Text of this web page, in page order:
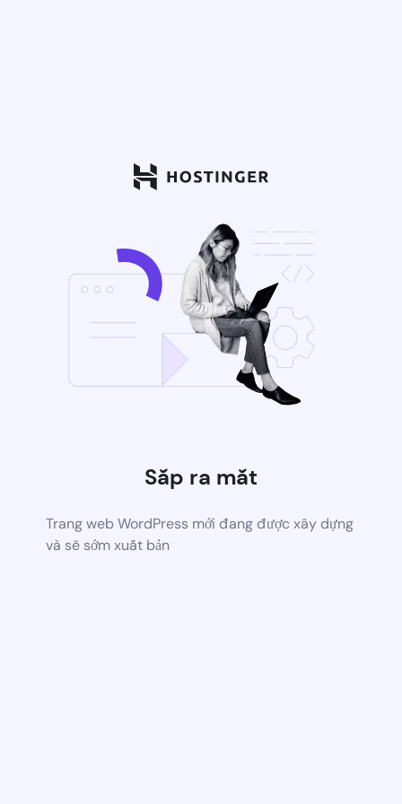
Sắp ra mắt
Trang web WordPress mới đang được xây dựng
và sẽ sớm xuất bản